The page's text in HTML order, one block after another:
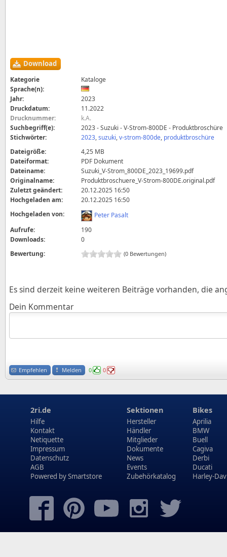
Download
Kategorie
Kataloge
Sprache(n):
Jahr:
2023
Druckdatum:
11.2022
Drucknummer:
k.A.
Suchbegriff(e):
2023 - Suzuki - V-Strom-800DE - Produktbroschüre
Stichwörter:
2023,suzuki,v-strom-800de, produktbroschüre
Dateigröße:
4,25 MB
Dateiformat:
PDF Dokument
Dateiname:
Suzuki_V-Strom_800DE_2023_19699.pdf
Originalname:
Produktbroschuere_V-Strom-800DE.original.pdf
Zuletzt geändert:
20.12.2025 16:50
Hochgeladen am:
20.12.2025 16:50
Hochgeladen von:
Peter Pasalt
Aufrufe:
190
Downloads:
0
Bewertung:
(0 Bewertungen)
Es sind derzeit keine weiteren Beiträge vorhanden, die
Dein Kommentar
Empfehlen Melden 0 0
2ri.de
Hilfe
Kontakt
Netiquette
Impressum
Datenschutz
AGB
Powered bySmartstore
Sektionen
Hersteller
Händler
Mitglieder
Dokumente
News
Events
Zubehörkatalog
Bikes
Aprilia
BMW
Buell
Cagiva
Derbi
Ducati
Harley-